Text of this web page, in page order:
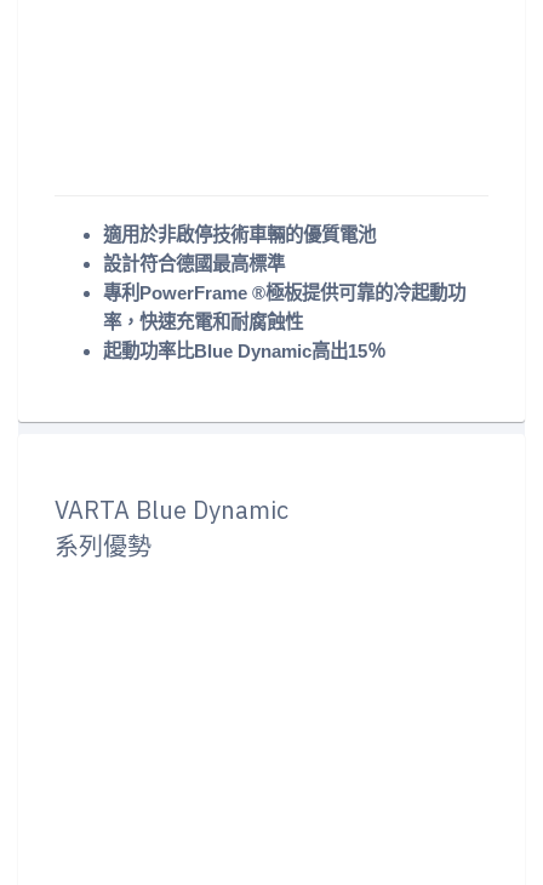
適用於非啟停技術車輛的優質電池
設計符合德國最高標準
專利PowerFrame ®極板提供可靠的冷起動功
率，快速充電和耐腐蝕性
起動功率比Blue Dynamic高出15％
VARTA Blue Dynamic
系列優勢